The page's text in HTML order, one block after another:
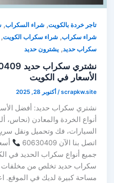
تاجر خردة بالكويت, شراء السكراب,
شراء سكراب, شراء سكراب الكويت,
سكراب حديد, يشترون حديد
نشتري سكراب حديد 60630409
الأسعار في الكويت
scrapkw.site
/ أكتوبر 28, 2025
نشتري سكراب حديد: أفضل
أنواع الخردة والمعادن (نحاس،
السيارات، فك وتحميل ونقل
اتصل بنا الآن 60630409
جميع أنواع سكراب الحديد في
سكراب حديد تخلص من مخلفات
مساحة كبيرة لديك في الموقع.